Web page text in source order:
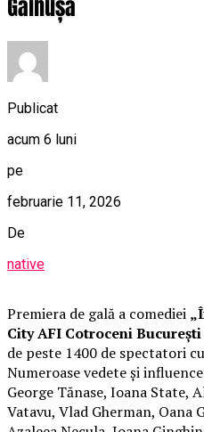
Găinușă
Publicat
acum 6 luni
pe
februarie 11, 2026
De
native
Premiera de gală a comediei
City AFI Cotroceni București
de peste 1400 de spectatori
Numeroase vedete și
George Tănase, Ioana State,
Vatavu, Vlad Gherman, Oana